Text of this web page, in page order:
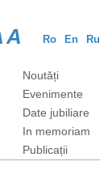
Ro En Ru
A
Noutăți
Evenimente
Date jubiliare
In memoriam
Publicații